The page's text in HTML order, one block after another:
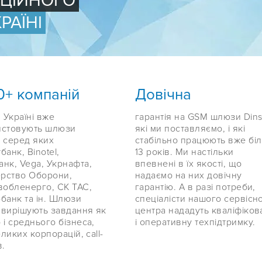
компаній
Україні вже
шлюзи
серед яких
Binotel,
Vega, Укрнафта,
Оборони,
СК ТАС,
та ін. Шлюзи
завдання як
среднього бізнеса,
корпорацій, call-
Довічна
гарантія на GSM шлюзи
які ми поставляємо, і які
стабільно працюють вже
13 років. Ми настільки
впевнені в їх якості, що
надаємо на них довічну
гарантію. А в разі потреби,
спеціалісти нашого
центра нададуть
і оперативну техпідтримку.